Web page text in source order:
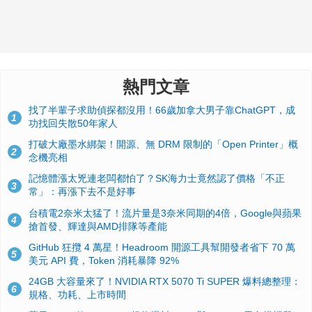
熱門文章
1
找了半輩子求助偵探都沒用！66歲加拿大男子靠ChatGPT，成
功找回失散50年家人
2
打破大廠墨水綁架！開源、無 DRM 限制的「Open Printer」概
念機亮相
3
記憶體漲太兇連老闆都怕了？SK海力士竟然認了價格「不正
常」：再漲下去不是好事
4
台積電2奈米太猛了！流片量是3奈米同期的4倍，Google與蘋果
搶首發、輝達與AMD排隊等產能
5
GitHub 狂攬 4 萬星！Headroom 開源工具幫開發者省下 70 萬
美元 API 費，Token 消耗暴降 92%
6
24GB 大容量來了！NVIDIA RTX 5070 Ti SUPER 爆料總整理：
規格、功耗、上市時間